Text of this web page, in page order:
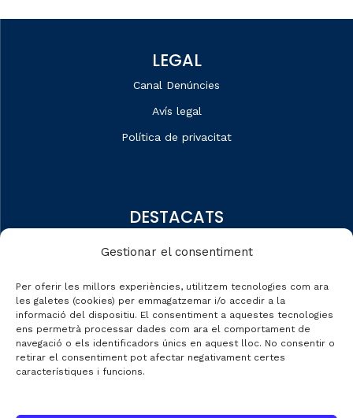
Gestionar el consentiment
Per oferir les millors experiències, utilitzem tecnologies com ara
les galetes (cookies) per emmagatzemar i/o accedir a la
informació del dispositiu. El consentiment a aquestes tecnologies
ens permetrà processar dades com ara el comportament de
navegació o els identificadors únics en aquest lloc. No consentir o
retirar el consentiment pot afectar negativament certes
característiques i funcions.
LEGAL
Canal Denúncies
Avís legal
Política de privacitat
DESTACATS
Dades de mercat
Automobile Talks